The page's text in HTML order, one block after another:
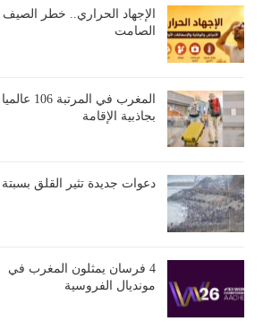
الإجهاد الحراري.. خطر الصيف
الصامت
المغرب في المرتبة 106 عالميا
بجاذبية الإقامة
دعوات جديدة تثير القلق بسبتة
4 فرسان يمثلون المغرب في
مونديال الفروسية